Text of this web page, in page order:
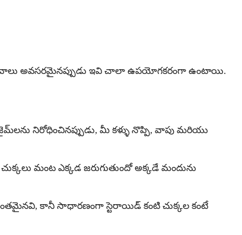
అవసరమైనప్పుడు ఇవి చాలా ఉపయోగకరంగా ఉంటాయి.
నిరోధించినప్పుడు, మీ కళ్ళు నొప్పి, వాపు మరియు
మంట ఎక్కడ జరుగుతుందో అక్కడే మందును
కానీ సాధారణంగా స్టెరాయిడ్ కంటి చుక్కల కంటే